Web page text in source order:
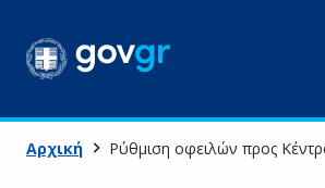
Αρχική Ρύθμιση οφειλών προς